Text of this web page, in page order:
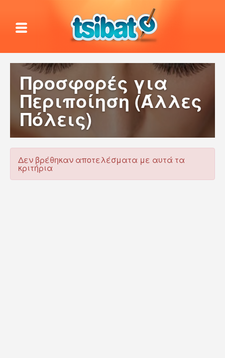
Προσφορές για
Περιποίηση (Άλλες
Πόλεις)
Δεν βρέθηκαν αποτελέσματα με αυτά τα
κριτήρια